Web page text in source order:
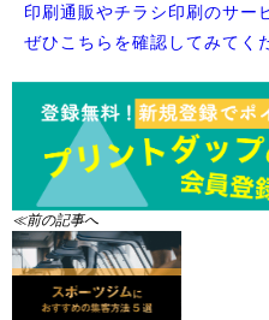
印刷通販やチラシ印刷のサー
ぜひこちらを確認してみてく
≪前の記事へ